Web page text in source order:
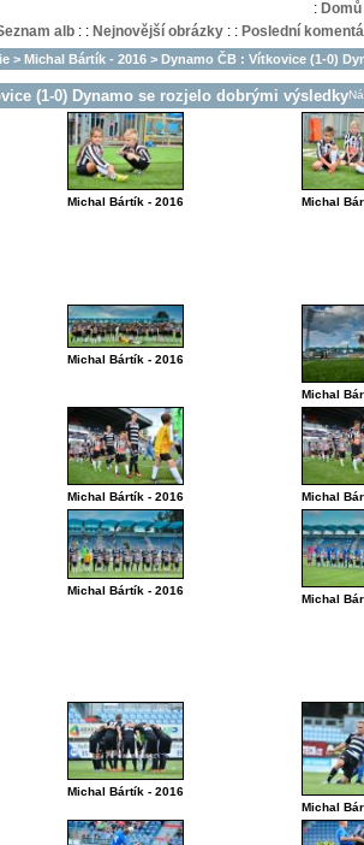
: Domů
alb: : Nejnovější obrázky: : Poslední
> Michal Bártík - 2016 > Dynamo ČB : Vítkovice (1-0)
(1-0) Dynamo se rozjelo dobrými výsledky
Michal Bártík - 2016 Michal
Michal Bártík - 2016
Michal
Michal Bártík - 2016 Michal
Michal Bártík - 2016
Michal
Michal Bártík - 2016
Michal